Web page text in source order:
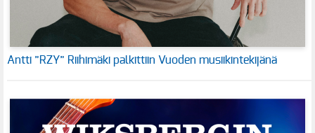
Antti ”RZY” Riihimäki palkittiin Vuoden musiikintekijänä